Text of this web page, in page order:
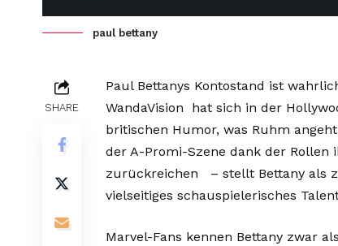
paul bettany
SHARE
Paul Bettanys Kontostand ist
WandaVision hat sich in der
britischen Humor, was Ruhm
der A-Promi-Szene dank der
zurückreichen – stellt Bettany als
vielseitiges schauspielerisches
Marvel-Fans kennen Bettany zwar